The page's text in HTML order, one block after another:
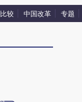
比较 中国改革 专题